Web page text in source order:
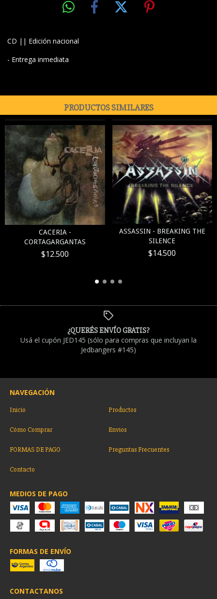
CD || Edición nacional
- Entrega inmediata
PRODUCTOS SIMILARES
CACERIA -
CORTAGARGANTAS
$12.500
ASSASSIN - BREAKING THE
SILENCE
$14.500
¿QUERÉS ENVÍO GRATIS?
Usá el cupón JED145 (sólo para compras que incluyan la
Jedbangers #145)
NAVEGACIÓN
Inicio Productos
Cómo Comprar Envios
FORMAS DE PAGO Preguntas Frecuentes
Contacto
MEDIOS DE PAGO
FORMAS DE ENVÍO
CONTACTANOS